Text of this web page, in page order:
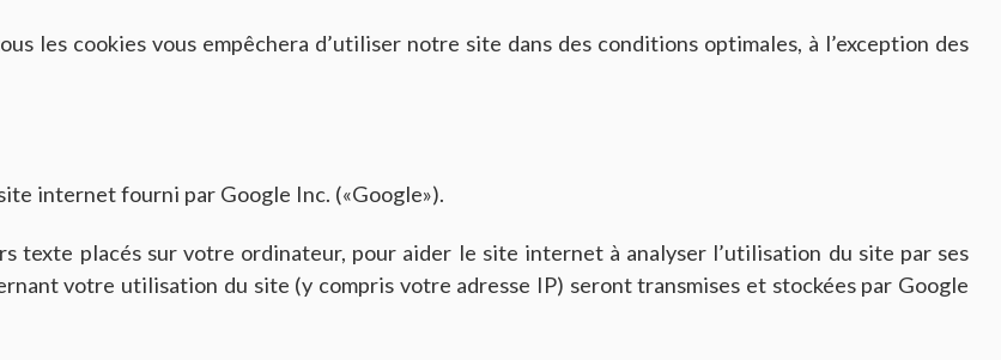
les cookies vous empêchera d’utiliser notre site dans des conditions optimales, à l’exception des
internet fourni par Google Inc. («Google»).
texte placés sur votre ordinateur, pour aider le site internet à analyser l’utilisation du site par ses
votre utilisation du site (y compris votre adresse IP) seront transmises et stockées par Google